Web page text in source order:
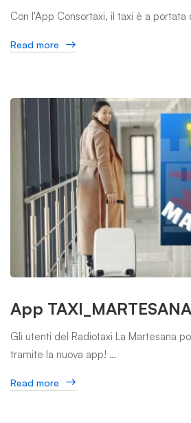
Con l'App Consortaxi, il taxi è a portata
Read more
App TAXI_MARTESANA
Gli utenti del Radiotaxi La Martesana
tramite la nuova app! …
Read more